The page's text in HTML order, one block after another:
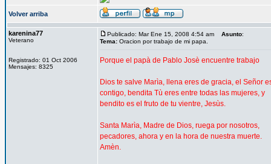
Volver arriba
karenina77
Veterano
Registrado: 01 Oct 2006
Mensajes: 8325
Publicado: Mar Ene 15, 2008 4:54 am Asunto:
Tema: Oracion por trabajo de mi papa.
Porque el papà de Pablo Josè encuentre trabajo
Dios te salve Marìa, llena eres de gracia, el Señor
contigo, bendita Tù eres entre todas las mujeres, y
bendito es el fruto de tu vientre, Jesùs.
Santa Marìa, Madre de Dios, ruega por nosotros,
pecadores, ahora y en la hora de nuestra muerte.
Amèn.